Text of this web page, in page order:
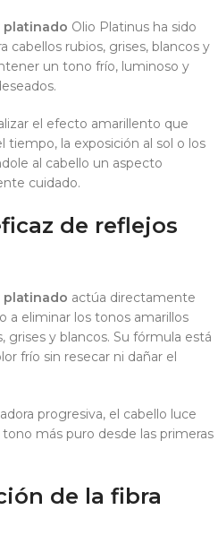
platinado Olio Platinus ha sido
cabellos rubios, grises, blancos y
un tono frío, luminoso y
el efecto amarillento que
tiempo, la exposición al sol o los
al cabello un aspecto
cuidado.
de reflejos
platinado actúa directamente
a eliminar los tonos amarillos
grises y blancos. Su fórmula está
frío sin resecar ni dañar el
progresiva, el cabello luce
más puro desde las primeras
de la fibra